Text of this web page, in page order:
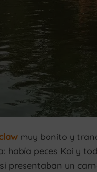
muy bonito y
había peces Koi y
presentaban un